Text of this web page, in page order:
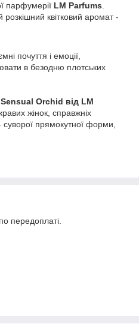
парфумерії LM Parfums.
квітковий аромат -
почуття і емоції,
в безодню плотських
Sensual Orchid від LM
жінок, справжніх
прямокутної форми,
передоплаті.